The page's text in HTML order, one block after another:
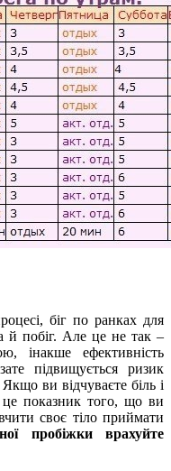
біг по ранках для
й побіг. Але це не так –
інакше ефективність
підвищується ризик
ви відчуваєте біль і
це показник того, що ви
своє тіло приймати
пробіжки врахуйте